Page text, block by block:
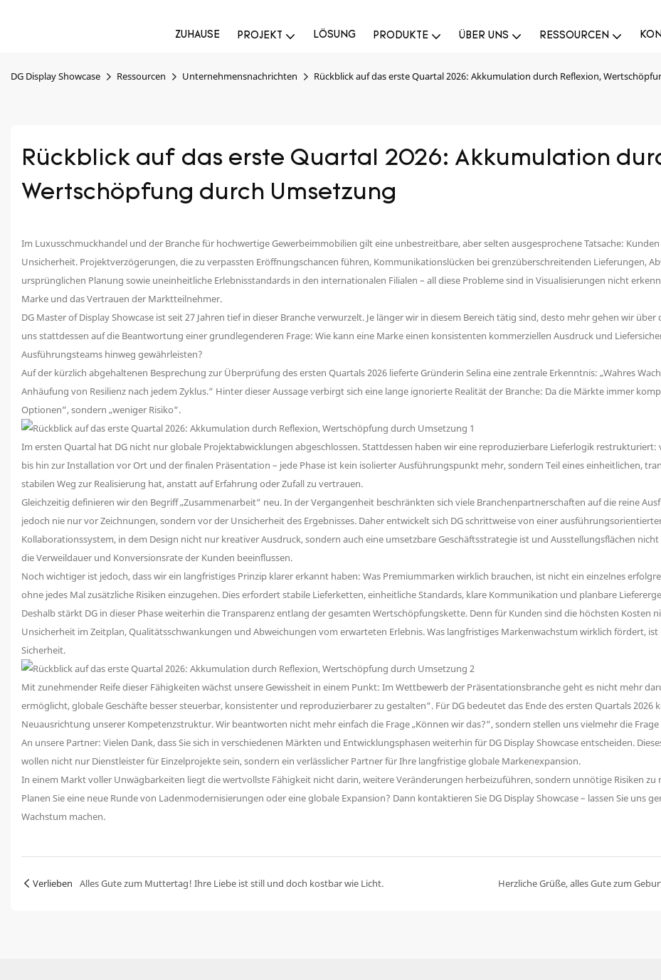
ZUHAUSE PROJEKT LÖSUNG PRODUKTE ÜBER UNS RESSOURCEN
DG Display Showcase Ressourcen Unternehmensnachrichten Rückblick auf das erste Quartal 2026: Akkumulation durch Reflexion,
Rückblick auf das erste Quartal 2026: Akkumulation
Wertschöpfung durch Umsetzung
Im Luxusschmuckhandel und der Branche für hochwertige Gewerbeimmobilien gilt eine unbestreitbare, aber selten ausgesprochene Tatsache:
Unsicherheit. Projektverzögerungen, die zu verpassten Eröffnungschancen führen, Kommunikationslücken bei grenzüberschreitenden Lieferungen,
ursprünglichen Planung sowie uneinheitliche Erlebnisstandards in den internationalen Filialen – all diese Probleme sind in Visualisierungen nicht
Marke und das Vertrauen der Marktteilnehmer.
DG Master of Display Showcase ist seit 27 Jahren tief in dieser Branche verwurzelt. Je länger wir in diesem Bereich tätig sind, desto mehr gehen wir
uns stattdessen auf die Beantwortung einer grundlegenderen Frage: Wie kann eine Marke einen konsistenten kommerziellen Ausdruck und
Ausführungsteams hinweg gewährleisten?
Auf der kürzlich abgehaltenen Besprechung zur Überprüfung des ersten Quartals 2026 lieferte Gründerin Selina eine zentrale Erkenntnis: „Wahres
Anhäufung von Resilienz nach jedem Zyklus.“ Hinter dieser Aussage verbirgt sich eine lange ignorierte Realität der Branche: Da die Märkte immer
Optionen“, sondern „weniger Risiko“.
Im ersten Quartal hat DG nicht nur globale Projektabwicklungen abgeschlossen. Stattdessen haben wir eine reproduzierbare Lieferlogik
bis hin zur Installation vor Ort und der finalen Präsentation – jede Phase ist kein isolierter Ausführungspunkt mehr, sondern Teil eines einheitlichen,
stabilen Weg zur Realisierung hat, anstatt auf Erfahrung oder Zufall zu vertrauen.
Gleichzeitig definieren wir den Begriff „Zusammenarbeit“ neu. In der Vergangenheit beschränkten sich viele Branchenpartnerschaften auf die reine
jedoch nie nur vor Zeichnungen, sondern vor der Unsicherheit des Ergebnisses. Daher entwickelt sich DG schrittweise von einer
Kollaborationssystem, in dem Design nicht nur kreativer Ausdruck, sondern auch eine umsetzbare Geschäftsstrategie ist und Ausstellungsflächen
die Verweildauer und Konversionsrate der Kunden beeinflussen.
Noch wichtiger ist jedoch, dass wir ein langfristiges Prinzip klarer erkannt haben: Was Premiummarken wirklich brauchen, ist nicht ein einzelnes
ohne jedes Mal zusätzliche Risiken einzugehen. Dies erfordert stabile Lieferketten, einheitliche Standards, klare Kommunikation und planbare
Deshalb stärkt DG in dieser Phase weiterhin die Transparenz entlang der gesamten Wertschöpfungskette. Denn für Kunden sind die höchsten Kosten
Unsicherheit im Zeitplan, Qualitätsschwankungen und Abweichungen vom erwarteten Erlebnis. Was langfristiges Markenwachstum wirklich fördert,
Sicherheit.
Mit zunehmender Reife dieser Fähigkeiten wächst unsere Gewissheit in einem Punkt: Im Wettbewerb der Präsentationsbranche geht es nicht mehr
ermöglicht, globale Geschäfte besser steuerbar, konsistenter und reproduzierbarer zu gestalten“. Für DG bedeutet das Ende des ersten Quartals
Neuausrichtung unserer Kompetenzstruktur. Wir beantworten nicht mehr einfach die Frage „Können wir das?“, sondern stellen uns vielmehr die
An unsere Partner: Vielen Dank, dass Sie sich in verschiedenen Märkten und Entwicklungsphasen weiterhin für DG Display Showcase entscheiden.
wollen nicht nur Dienstleister für Einzelprojekte sein, sondern ein verlässlicher Partner für Ihre langfristige globale Markenexpansion.
In einem Markt voller Unwägbarkeiten liegt die wertvollste Fähigkeit nicht darin, weitere Veränderungen herbeizuführen, sondern unnötige Risiken
Planen Sie eine neue Runde von Ladenmodernisierungen oder eine globale Expansion? Dann kontaktieren Sie DG Display Showcase – lassen Sie uns
Wachstum machen.
Verlieben Alles Gute zum Muttertag! Ihre Liebe ist still und doch kostbar wie Licht.